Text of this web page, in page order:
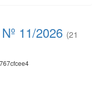
11/2026 (21